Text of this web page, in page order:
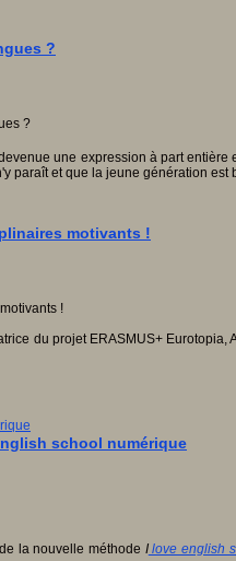
?
une expression à part
paraît et que la jeune génération
motivants !
du projet ERASMUS+
school numérique
la nouvelle méthode Ilove english